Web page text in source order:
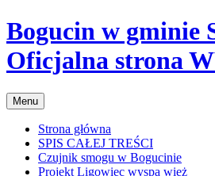
Przejdź
do
treści
Bogucin w gminie
Oficjalna strona
Menu
Strona główna
SPIS CAŁEJ TREŚCI
Czujnik smogu w Bogucinie
Projekt Ligowiec wyspa wież